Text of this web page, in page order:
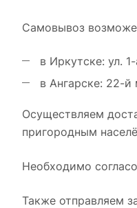
Самовывоз
в Иркутске: ул.
в Ангарске: 22-
Осуществляем
пригородным
Необходимо
Также отправляем